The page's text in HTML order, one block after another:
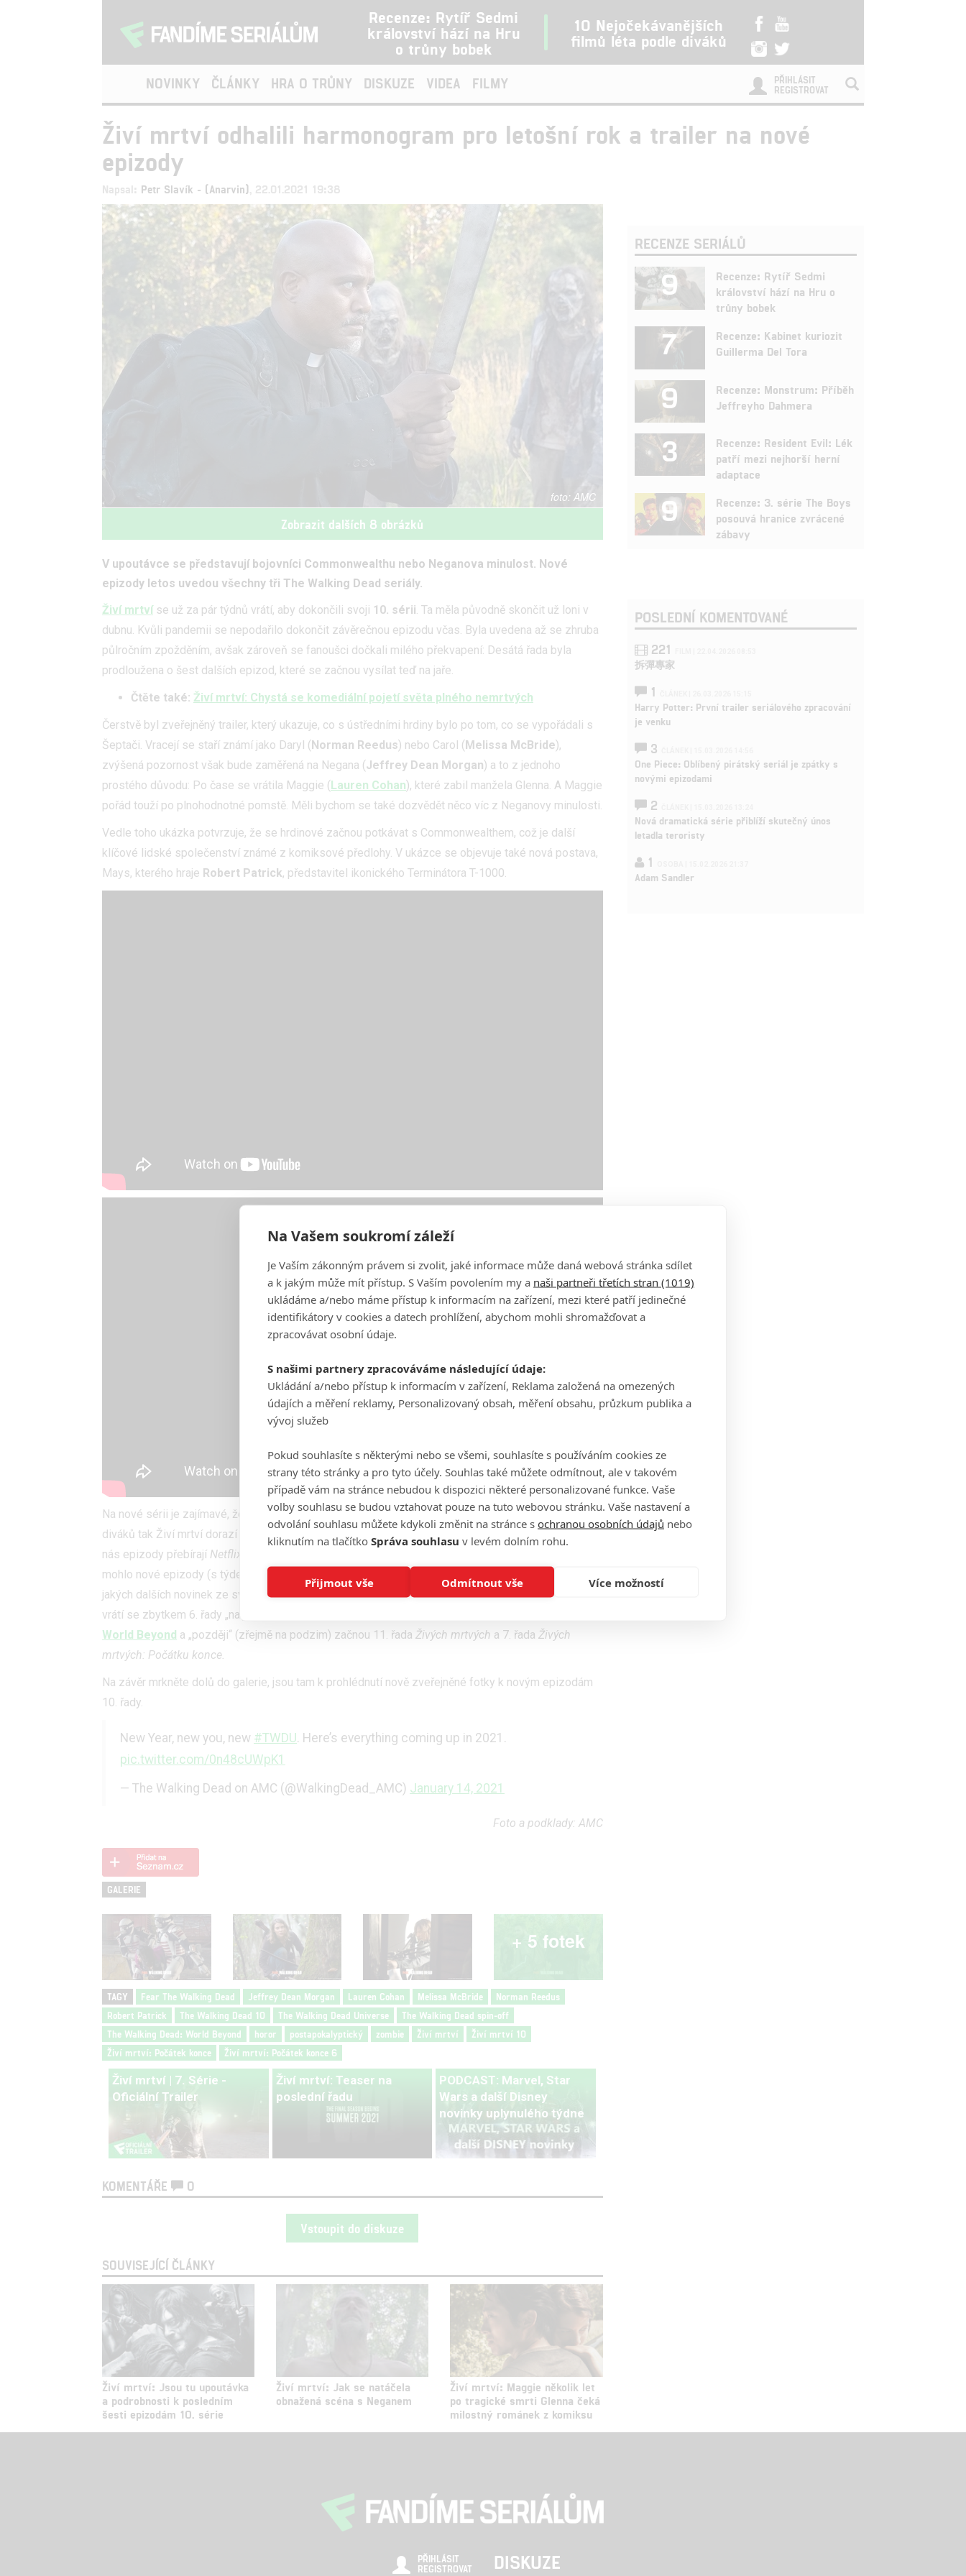
Recenze: Rytíř Sedmi
království hází na Hru
o trůny bobek
10 Nejočekávanějších
filmů léta podle diváků
NOVINKY ČLÁNKY HRA O TRŮNY DISKUZE VIDEA FILMY
PŘIHLÁSIT
REGISTROVAT
Živí mrtví odhalili harmonogram pro letošní rok a trailer na nové
epizody
Napsal: Petr Slavík - (Anarvin) , 22.01.2021 19:38
AMC
Zobrazit dalších 8 obrázků
V upoutávce se představují bojovníci Commonwealthu nebo Neganova minulost. Nové
epizody letos uvedou všechny tři The Walking Dead seriály.
Živí mrtví se už za pár týdnů vrátí, aby dokončili svoji 10. sérii. Ta měla původně skončit už loni v
dubnu. Kvůli pandemii se nepodařilo dokončit závěrečnou epizodu včas. Byla uvedena až se zhruba
půlročním zpožděním, avšak zároveň se fanoušci dočkali milého překvapení: Desátá řada byla
prodloužena o šest dalších epizod, které se začnou vysílat teď na jaře.
Čtěte také: Živí mrtví: Chystá se komediální pojetí světa plného nemrtvých
Čerstvě byl zveřejněný trailer, který ukazuje, co s ústředními hrdiny bylo po tom, co se vypořádali s
Šeptači. Vracejí se staří známí jako Daryl ( Norman Reedus) nebo Carol ( Melissa McBride),
zvýšená pozornost však bude zaměřená na Negana (Jeffrey Dean Morgan) a to z jednoho
prostého důvodu: Po čase se vrátila Maggie ( Lauren Cohan), které zabil manžela Glenna. A Maggie
pořád touží po plnohodnotné pomstě. Měli bychom se také dozvědět něco víc z Neganovy minulosti.
Vedle toho ukázka potvrzuje, že se hrdinové začnou potkávat s Commonwealthem, což je další
klíčové lidské společenství známé z komiksové předlohy. V ukázce se objevuje také nová postava,
Mays, kterého hraje Robert Patrick, představitel ikonického Terminátora T-1000.
Na nové sérii je zajímavé, že bude vedle staniceAMCuváděna také na službě AMC+. Pro část
diváků tak Živí mrtví dorazí už 25. února. Následující epizody přijdou vždy s týdenním rozestupem. U
nás epizody přebírají Netflix
mohlo nové epizody (s týdeními rozestupy) uvádět od 1. března. Zároveň také bylo oznámeno,
jakých dalších novinek ze světa
Živých mrtvýchse letos dočkáme.Živí mrtví: Počátek konce
vrátí se zbytkem 6. řady „na jaře“, někdy během roku dorazí druhá řada seriálu
World Beyond a „později“ (zřejmě na podzim) začnou 11. řada Živých mrtvých a 7. řada Živých
mrtvých: Počátku konce.
Na závěr mrkněte dolů do galerie, jsou tam k prohlédnutí nově zveřejněné fotky k novým epizodám
10. řady.
New Year, new you, new #TWDU. Here’s everything coming up in 2021.
pic.twitter.com/0n48cUWpK1
— The Walking Dead on AMC (@WalkingDead_AMC) January 14, 2021
Foto a podklady: AMC
GALERIE
+ 5 fotek
TAGY Fear The Walking Dead Jeffrey Dean Morgan Lauren Cohan Melissa McBride
Norman Reedus
Robert Patrick
The Walking Dead 10 The Walking Dead Universe
The Walking Dead spin-off
The Walking Dead: World Beyond
horor postapokalyptický zombie Živí mrtví
Živí mrtví 10
Živí mrtví: Počátek konce
Živí mrtví: Počátek konce 6
Živí mrtví | 7. Série -
Oficiální Trailer
Živí mrtví: Teaser na
poslední řadu
PODCAST: Marvel, Star
Wars a další Disney
novinky uplynulého týdne
KOMENTÁŘE 0
Vstoupit do diskuze
SOUVISEJÍCÍ ČLÁNKY
Živí mrtví: Jsou tu upoutávka
a podrobnosti k posledním
šesti epizodám 10. série
Živí mrtví: Jak se natáčela
obnažená scéna s Neganem
Živí mrtví: Maggie několik let
po tragické smrti Glenna čeká
milostný románek z komiksu
RECENZE SERIÁLŮ
9
Recenze: Rytíř Sedmi
království hází na Hru o
trůny bobek
7
Recenze: Kabinet kuriozit
Guillerma Del Tora
9
Recenze: Monstrum: Příběh
Jeffreyho Dahmera
3
Recenze: Resident Evil: Lék
patří mezi nejhorší herní
adaptace
9
Recenze: 3. série The Boys
posouvá hranice zvrácené
zábavy
POSLEDNÍ KOMENTOVANÉ
221
拆彈專家
1
Harry Potter: První trailer seriálového zpracování
je venku
3
One Piece: Oblíbený pirátský seriál je zpátky s
novými epizodami
2
Nová dramatická série přiblíží skutečný únos
letadla teroristy
1
Adam Sandler
PŘIHLÁSIT
REGISTROVAT
DISKUZE
Na Vašem soukromí záleží
Je Vaším zákonným právem si zvolit, jaké informace může daná webová stránka sdílet
a k jakým může mít přístup. S Vaším povolením my a naši partneři třetích stran (1019)
ukládáme a/nebo máme přístup k informacím na zařízení, mezi které patří jedinečné
identifikátory v cookies a datech prohlížení, abychom mohli shromažďovat a
zpracovávat osobní údaje.
S našimi partnery zpracováváme následující údaje:
Ukládání a/nebo přístup k informacím v zařízení, Reklama založená na omezených
údajích a měření reklamy, Personalizovaný obsah, měření obsahu, průzkum publika a
vývoj služeb
Pokud souhlasíte s některými nebo se všemi, souhlasíte s používáním cookies ze
strany této stránky a pro tyto účely. Souhlas také můžete odmítnout, ale v takovém
případě vám na stránce nebudou k dispozici některé personalizované funkce. Vaše
volby souhlasu se budou vztahovat pouze na tuto webovou stránku. Vaše nastavení a
odvolání souhlasu můžete kdykoli změnit na stránce s ochranou osobních údajů nebo
kliknutím na tlačítko Správa souhlasu v levém dolním rohu.
Přijmout vše Odmítnout vše Více možností